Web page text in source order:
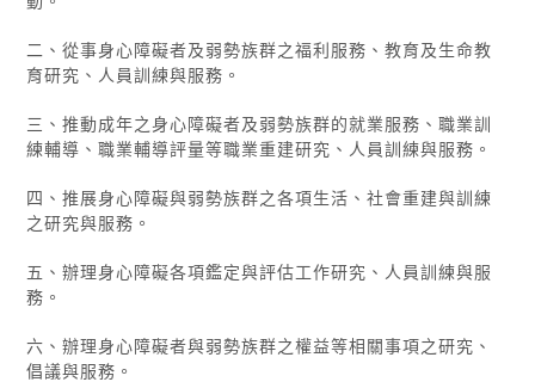
二、從事身心障礙者及弱勢族群之福利服務、教育及生命教
育研究、人員訓練與服務。
三、推動成年之身心障礙者及弱勢族群的就業服務、職業訓
練輔導、職業輔導評量等職業重建研究、人員訓練與服務。
四、推展身心障礙與弱勢族群之各項生活、社會重建與訓練
之研究與服務。
五、辦理身心障礙各項鑑定與評估工作研究、人員訓練與服
務。
六、辦理身心障礙者與弱勢族群之權益等相關事項之研究、
倡議與服務。